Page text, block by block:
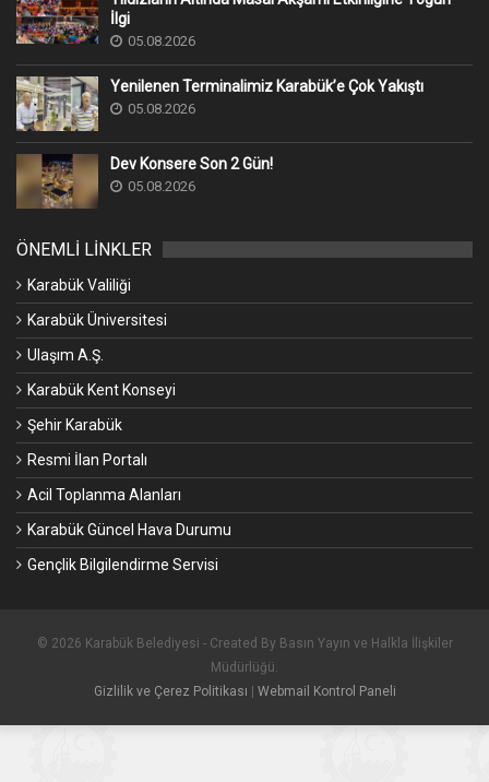
İlgi
05.08.2026
Yenilenen Terminalimiz Karabük’e Çok Yakıştı
05.08.2026
Dev Konsere Son 2️ Gün!
05.08.2026
ÖNEMLİ LİNKLER
Karabük Valiliği
Karabük Üniversitesi
Ulaşım A.Ş.
Karabük Kent Konseyi
Şehir Karabük
Resmi İlan Portalı
Acil Toplanma Alanları
Karabük Güncel Hava Durumu
Gençlik Bilgilendirme Servisi
© 2026 Karabük Belediyesi - Created By Basın Yayın ve Halkla İlişkiler
Müdürlüğü.
Gizlilik ve Çerez Politikası
Webmail Kontrol Paneli